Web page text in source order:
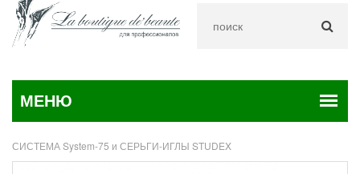
СИСТЕМА System-75 и СЕРЬГИ-ИГЛЫ STUDEX